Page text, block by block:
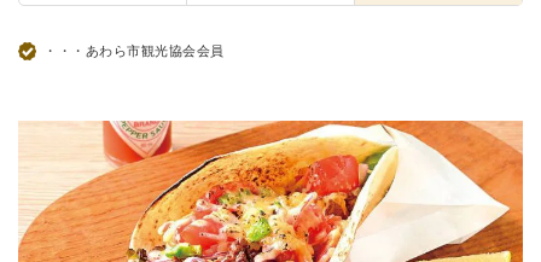
・・・あわら市観光協会会員